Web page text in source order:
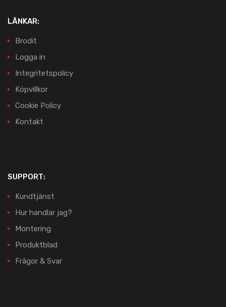
LÄNKAR:
Brodit
Logga in
Integritetspolicy
Köpvillkor
Cookie Policy
Kontakt
SUPPORT:
Kundtjänst
Hur handlar jag?
Montering
Produktblad
Frågor & Svar